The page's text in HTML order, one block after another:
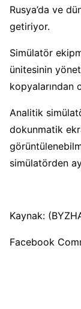
Rusya’da ve
getiriyor.
Simülatör
ünitesinin
kopyalarından
Analitik
dokunmatik
simülatörden
Kaynak:
Facebook